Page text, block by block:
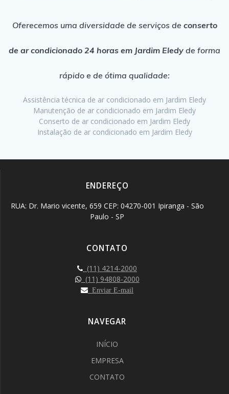
Oferecemos uma diversidade de serviços de conserto
de ar condicionado 24 horas em Jardim Eledy de forma
rápido e de ótima qualidade:
Assistência técnica de ar condicionado em Jardim Eledy
Manutenção de ar condicionado em Jardim Eledy
Conserto de ar condicionado em Jardim Eledy
Instalação de ar condicionado em Jardim Eledy
ENDEREÇO
RUA: Dr. Mario vicente, 659 CEP: 04270-001 Ipiranga - São
Paulo - SP
CONTATO
(11) 4214-2000
(11) 94808-2000
Enviar E-mail
NAVEGAR
INÍCIO
EMPRESA
CONTATO